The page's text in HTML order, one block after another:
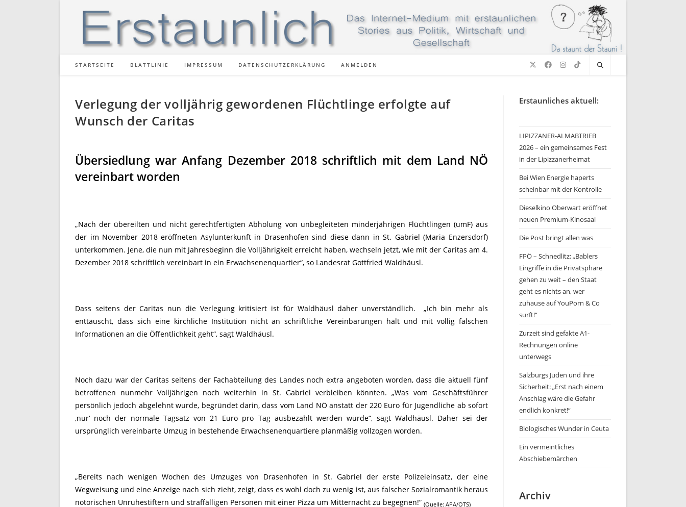
STARTSEITE BLATTLINIE IMPRESSUM DATENSCHUTZERKLÄRUNG ANMELDEN
Verlegung der volljährig gewordenen Flüchtlinge erfolgte auf
Wunsch der Caritas
Übersiedlung war Anfang Dezember 2018 schriftlich mit dem Land NÖ
vereinbart worden
„Nach der übereilten und nicht gerechtfertigten Abholung von unbegleiteten minderjährigen Flüchtlingen (umF) aus
der im November 2018 eröffneten Asylunterkunft in Drasenhofen sind diese dann in St. Gabriel (Maria Enzersdorf)
unterkommen. Jene, die nun mit Jahresbeginn die Volljährigkeit erreicht haben, wechseln jetzt, wie mit der Caritas am 4.
Dezember 2018 schriftlich vereinbart in ein Erwachsenenquartier“, so Landesrat Gottfried Waldhäusl.
Dass seitens der Caritas nun die Verlegung kritisiert ist für Waldhäusl daher unverständlich. „Ich bin mehr als
enttäuscht, dass sich eine kirchliche Institution nicht an schriftliche Vereinbarungen hält und mit völlig falschen
Informationen an die Öffentlichkeit geht“, sagt Waldhäusl.
Noch dazu war der Caritas seitens der Fachabteilung des Landes noch extra angeboten worden, dass die aktuell fünf
betroffenen nunmehr Volljährigen noch weiterhin in St. Gabriel verbleiben könnten. „Was vom Geschäftsführer
persönlich jedoch abgelehnt wurde, begründet darin, dass vom Land NÖ anstatt der 220 Euro für Jugendliche ab sofort
‚nur‘ noch der normale Tagsatz von 21 Euro pro Tag ausbezahlt werden würde“, sagt Waldhäusl. Daher sei der
ursprünglich vereinbarte Umzug in bestehende Erwachsenenquartiere planmäßig vollzogen worden.
„Bereits nach wenigen Wochen des Umzuges von Drasenhofen in St. Gabriel der erste Polizeieinsatz, der eine
Wegweisung und eine Anzeige nach sich zieht, zeigt, dass es wohl doch zu wenig ist, aus falscher Sozialromantik heraus
notorischen Unruhestiftern und straffälligen Personen mit einer Pizza um Mitternacht zu begegnen!“ (Quelle: APA/OTS)
Erstaunliches aktuell:
LIPIZZANER-ALMABTRIEB
2026 – ein gemeinsames Fest
in der Lipizzanerheimat
Bei Wien Energie haperts
scheinbar mit der Kontrolle
Dieselkino Oberwart eröffnet
neuen Premium-Kinosaal
Die Post bringt allen was
FPÖ – Schnedlitz: „Bablers
Eingriffe in die Privatsphäre
gehen zu weit – den Staat
geht es nichts an, wer
zuhause auf YouPorn & Co
surft!“
Zurzeit sind gefakte A1-
Rechnungen online
unterwegs
Salzburgs Juden und ihre
Sicherheit: „Erst nach einem
Anschlag wäre die Gefahr
endlich konkret!“
Biologisches Wunder in Ceuta
Ein vermeintliches
Abschiebemärchen
Archiv